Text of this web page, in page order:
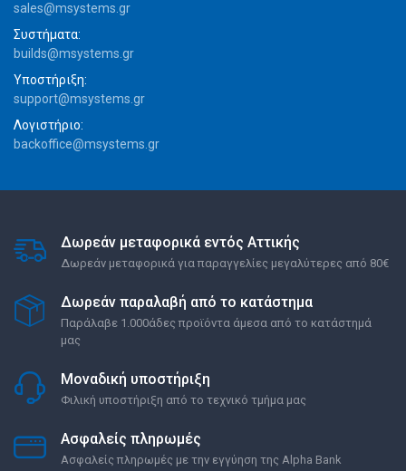
sales@msystems.gr
Συστήματα:
builds@msystems.gr
Υποστήριξη:
support@msystems.gr
Λογιστήριο:
backoffice@msystems.gr
Δωρεάν μεταφορικά εντός Αττικής
Δωρεάν μεταφορικά για παραγγελίες μεγαλύτερες από 80€
Δωρεάν παραλαβή από το κατάστημα
Παράλαβε 1.000άδες προϊόντα άμεσα από το κατάστημά
μας
Μοναδική υποστήριξη
Φιλική υποστήριξη από το τεχνικό τμήμα μας
Ασφαλείς πληρωμές
Ασφαλείς πληρωμές με την εγγύηση της Alpha Bank